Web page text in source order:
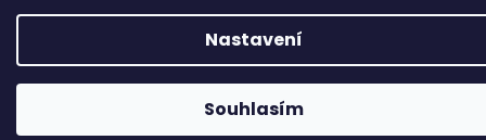
Nastavení
Souhlasím